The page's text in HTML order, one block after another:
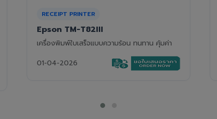
RECEIPT PRINTER
Epson TM-T88VII
เครื่องพิมพ์ใบเสร็จความร้อนรุ่นท็อป ความเร็วสูง
01-04-2026